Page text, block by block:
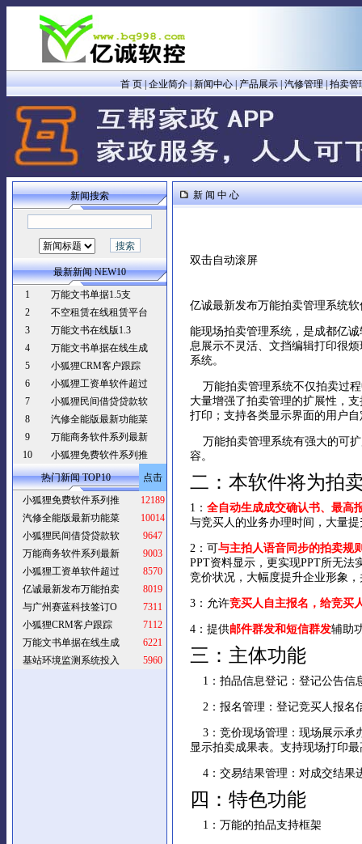
首 页|企业简介|新闻中心|产品展示|汽修管理|拍卖管
新闻搜索
最新新闻 NEW10
1
万能文书单据1.5支
2
不空租赁在线租赁平台
3
万能文书在线版1.3
4
万能文书单据在线生成
5
小狐狸CRM客户跟踪
6
小狐狸工资单软件超过
7
小狐狸民间借贷贷款软
8
汽修全能版最新功能菜
9
万能商务软件系列最新
10
小狐狸免费软件系列推
热门新闻 TOP10
点击
小狐狸免费软件系列推
12189
汽修全能版最新功能菜
10014
小狐狸民间借贷贷款软
9647
万能商务软件系列最新
9003
小狐狸工资单软件超过
8570
亿诚最新发布万能拍卖
8019
与广州赛蓝科技签订O
7311
小狐狸CRM客户跟踪
7112
万能文书单据在线生成
6221
基站环境监测系统投入
5960
新 闻 中 心
双击自动滚屏
亿诚最新发布万能拍卖管理系统软
能现场拍卖管理系统，是成都亿
息展示不灵活、文挡编辑打印很
系统。
万能拍卖管理系统不仅拍卖过程
大量增强了拍卖管理的扩展性，
打印；支持各类显示界面的用户
万能拍卖管理系统有强大的可扩
容。
二：本软件将为拍
1： 全自动生成成交确认书、最高
与竞买人的业务办理时间，大量
2：可与主拍人语音同步的拍卖规
PPT资料显示，更实现PPT所无
竞价状况，大幅度提升企业形象
3：允许竞买人自主报名，给竞买
4：提供邮件群发和短信群发辅助
三：主体功能
1：拍品信息登记：登记公告信
2：报名管理 ：登记竞买人报
3：竞价现场管理 ：现场展示
显示拍卖成果表。支持现场打印
4：交易结果管理 ：对成交结
四：特色功能
1：万能的拍品支持框架